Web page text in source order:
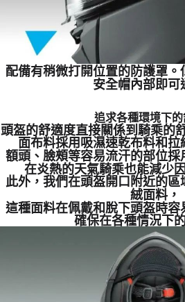
配備有稍微打開位置的防護罩
安全帽內部即可
追求各種環境下
頭盔的舒適度直接關係到騎乘的
面布料採用吸濕速乾布料和拉
額頭、臉頰等容易流汗的部位
在炎熱的天氣騎乘也能減少
此外，我們在頭盔開口附近的
絨面料，
這種面料在佩戴和脫下頭盔時
確保在各種情況下